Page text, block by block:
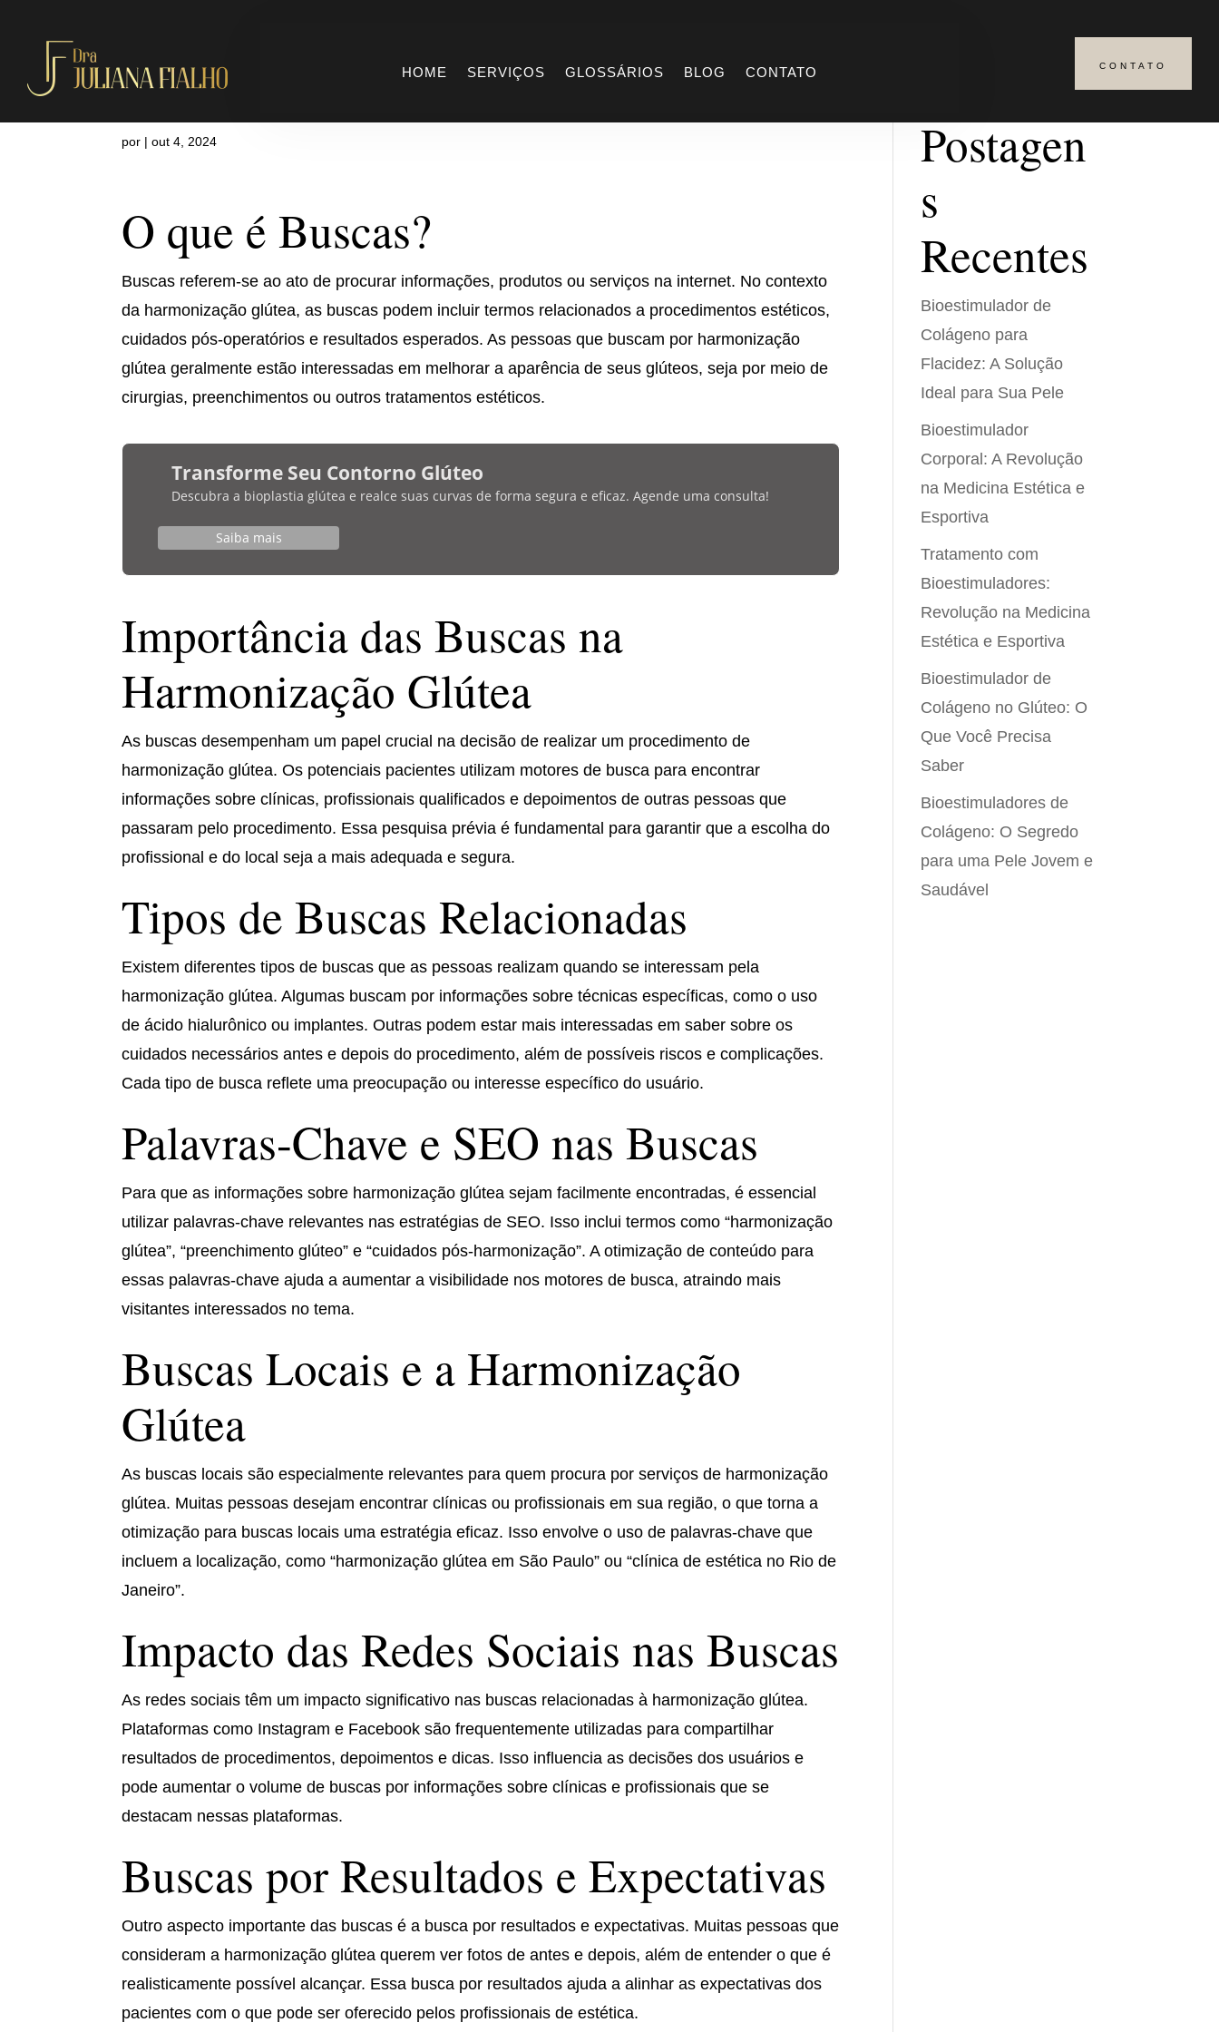
HOME SERVIÇOS GLOSSÁRIOS BLOG CONTATO CONTATO
O que é Buscas
por |out 4, 2024
O que é Buscas?
Buscas referem-se ao ato de procurar informações, produtos ou serviços na internet. No contexto
da harmonização glútea, as buscas podem incluir termos relacionados a procedimentos estéticos,
cuidados pós-operatórios e resultados esperados. As pessoas que buscam por harmonização
glútea geralmente estão interessadas em melhorar a aparência de seus glúteos, seja por meio de
cirurgias, preenchimentos ou outros tratamentos estéticos.
Transforme Seu Contorno Glúteo
Descubra a bioplastia glútea e realce suas curvas de forma segura e eficaz. Agende uma consulta!
Saiba mais
Importância das Buscas na
Harmonização Glútea
As buscas desempenham um papel crucial na decisão de realizar um procedimento de
harmonização glútea. Os potenciais pacientes utilizam motores de busca para encontrar
informações sobre clínicas, profissionais qualificados e depoimentos de outras pessoas que
passaram pelo procedimento. Essa pesquisa prévia é fundamental para garantir que a escolha do
profissional e do local seja a mais adequada e segura.
Tipos de Buscas Relacionadas
Existem diferentes tipos de buscas que as pessoas realizam quando se interessam pela
harmonização glútea. Algumas buscam por informações sobre técnicas específicas, como o uso
de ácido hialurônico ou implantes. Outras podem estar mais interessadas em saber sobre os
cuidados necessários antes e depois do procedimento, além de possíveis riscos e complicações.
Cada tipo de busca reflete uma preocupação ou interesse específico do usuário.
Palavras-Chave e SEO nas Buscas
Para que as informações sobre harmonização glútea sejam facilmente encontradas, é essencial
utilizar palavras-chave relevantes nas estratégias de SEO. Isso inclui termos como “harmonização
glútea”, “preenchimento glúteo” e “cuidados pós-harmonização”. A otimização de conteúdo para
essas palavras-chave ajuda a aumentar a visibilidade nos motores de busca, atraindo mais
visitantes interessados no tema.
Buscas Locais e a Harmonização
Glútea
As buscas locais são especialmente relevantes para quem procura por serviços de harmonização
glútea. Muitas pessoas desejam encontrar clínicas ou profissionais em sua região, o que torna a
otimização para buscas locais uma estratégia eficaz. Isso envolve o uso de palavras-chave que
incluem a localização, como “harmonização glútea em São Paulo” ou “clínica de estética no Rio de
Janeiro”.
Impacto das Redes Sociais nas Buscas
As redes sociais têm um impacto significativo nas buscas relacionadas à harmonização glútea.
Plataformas como Instagram e Facebook são frequentemente utilizadas para compartilhar
resultados de procedimentos, depoimentos e dicas. Isso influencia as decisões dos usuários e
pode aumentar o volume de buscas por informações sobre clínicas e profissionais que se
destacam nessas plataformas.
Buscas por Resultados e Expectativas
Outro aspecto importante das buscas é a busca por resultados e expectativas. Muitas pessoas que
consideram a harmonização glútea querem ver fotos de antes e depois, além de entender o que é
realisticamente possível alcançar. Essa busca por resultados ajuda a alinhar as expectativas dos
pacientes com o que pode ser oferecido pelos profissionais de estética.
Postagen
s
Recentes
Bioestimulador de
Colágeno para
Flacidez: A Solução
Ideal para Sua Pele
Bioestimulador
Corporal: A Revolução
na Medicina Estética e
Esportiva
Tratamento com
Bioestimuladores:
Revolução na Medicina
Estética e Esportiva
Bioestimulador de
Colágeno no Glúteo: O
Que Você Precisa
Saber
Bioestimuladores de
Colágeno: O Segredo
para uma Pele Jovem e
Saudável